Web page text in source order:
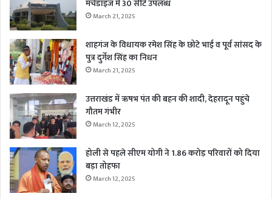
मर्चेंडाइज में 30 सीटें उपलब्ध
March 21, 2025
शाहगंज के विधायक रमेश सिंह के छोटे भाई व पूर्व सांसद के
पुत्र दुर्गेश सिंह का निधन
March 21, 2025
उत्तराखंड में ऋषभ पंत की बहन की शादी, देहरादून पहुंचे
गौतम गंभीर
March 12, 2025
होली से पहले सीएम योगी ने 1.86 करोड़ परिवारों को दिया
बड़ा तोहफा
March 12, 2025